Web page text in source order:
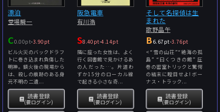
漂泊
堂場瞬一
C0.00pt-3.90pt
ビル火災のバックドラフ
トに巻き込まれ負傷した
明神。鎮火後の現場から
は、殺しの痕跡のある身
元不明の二遺...
読書登録
(要ログイン)
阪急電車
有川浩
S8.40pt-4.14pt
隣に座った女性は、よく
行く図書館で見かけるあ
の人だった…。片道わ
ずか15分のローカル線
で起きる小さな奇...
読書登録
(要ログイン)
そして名探偵は生
まれた
歌野晶午
B 6.67pt-3.76pt
<“雪の山荘”“絶海の孤
島” “曰くつきの館” 圧
巻の密室トリックと驚愕
の結末に瞠目せよ! ボー
ナス・トラック...
読書登録
(要ログイン)